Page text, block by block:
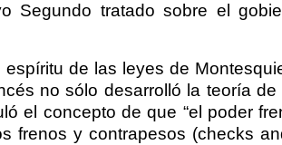
Segundo tratado sobre el
espíritu de las leyes de
no sólo desarrolló la teoría
el concepto de que “el poder
frenos y contrapesos (checks